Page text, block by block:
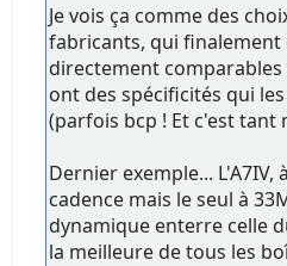
Je vois ça comme des
fabricants, qui
directement
ont des spécificités qui
(parfois bcp ! Et c'est tant
Dernier exemple... L'A7IV,
cadence mais le seul à
dynamique enterre celle
la meilleure de tous les